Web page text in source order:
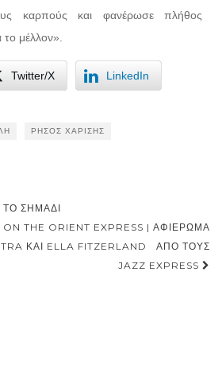
καρπούς και φανέρωσε πλήθος
το μέλλον».
Twitter/X LinkedIn
ΡΉΣΟΣ ΧΑΡΊΣΗΣ
ΤΟ ΣΗΜΆΔΙ
ON THE ORIENT EXPRESS | ΑΦΙΈΡΩΜΑ
ΚΑΙ ELLA FITZERLAND ΑΠΌ ΤΟΥΣ
JAZZ EXPRESS